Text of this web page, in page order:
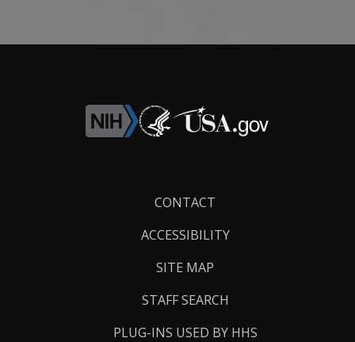
CONTACT
ACCESSIBILITY
SITE MAP
STAFF SEARCH
PLUG-INS USED BY HHS